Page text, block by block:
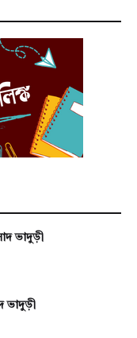
ভাদুড়ী
ভাদুড়ী